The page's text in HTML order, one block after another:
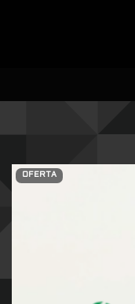
OFERTA